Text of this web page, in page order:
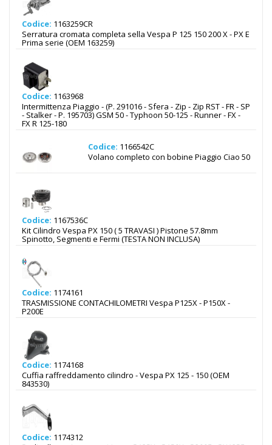
Codice: 1163259CR
Serratura cromata completa sella Vespa P 125 150 200 X - PX E
Prima serie (OEM 163259)
Codice: 1163968
Intermittenza Piaggio - (P. 291016 - Sfera - Zip - Zip RST - FR - SP
- Stalker - P. 195703) GSM 50 - Typhoon 50-125 - Runner - FX -
FX R 125-180
Codice: 1166542C
Volano completo con bobine Piaggio Ciao 50
Codice: 1167536C
Kit Cilindro Vespa PX 150 ( 5 TRAVASI ) Pistone 57.8mm
Spinotto, Segmenti e Fermi (TESTA NON INCLUSA)
Codice: 1174161
TRASMISSIONE CONTACHILOMETRI Vespa P125X - P150X -
P200E
Codice: 1174168
Cuffia raffreddamento cilindro - Vespa PX 125 - 150 (OEM
843530)
Codice: 1174312